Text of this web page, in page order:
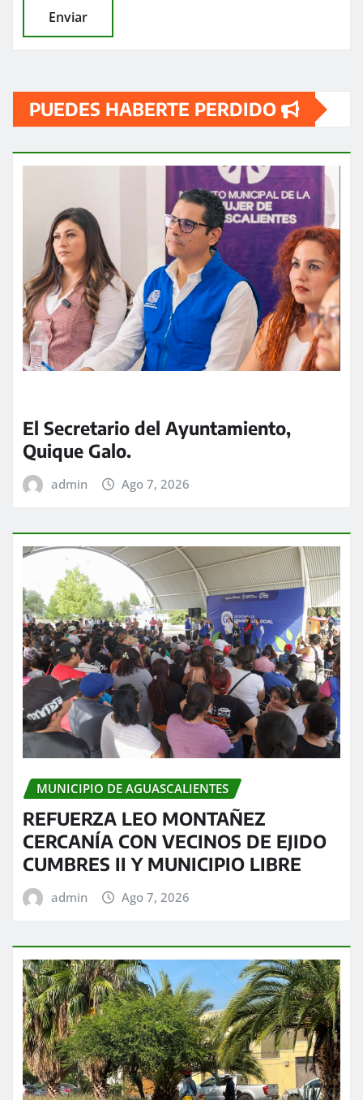
PUEDES HABERTE PERDIDO
El Secretario del Ayuntamiento,
Quique Galo.
admin Ago 7, 2026
MUNICIPIO DE AGUASCALIENTES
REFUERZA LEO MONTAÑEZ
CERCANÍA CON VECINOS DE EJIDO
CUMBRES II Y MUNICIPIO LIBRE
admin Ago 7, 2026